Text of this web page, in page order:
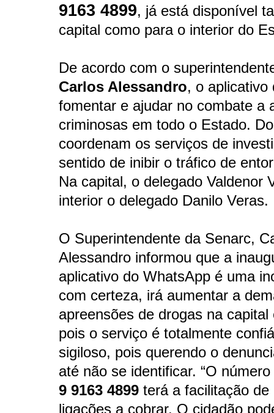
9163 4899, já está disponível
capital como para o interior do
De acordo com o
Carlos Alessandro, o aplicativo
fomentar e ajudar no combate a
criminosas em todo o Estado.
coordenam os serviços de
sentido de inibir o tráfico de
Na capital, o delegado Valdenor
interior o delegado Danilo Veras.
O Superintendente da Senarc,
Alessandro informou que a
aplicativo do WhatsApp é uma
com certeza, irá aumentar a
apreensões de drogas na capital
pois o serviço é totalmente
sigiloso, pois querendo o
até não se identificar. “O
9 9163 4899 terá a facilitação de
ligações a cobrar. O cidadão